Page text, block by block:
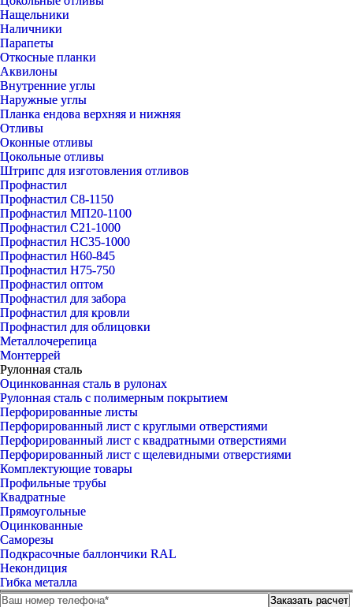
Нащельники
Наличники
Парапеты
Откосные планки
Аквилоны
Внутренние углы
Наружные углы
Планка ендова верхняя и нижняя
Отливы
Оконные отливы
Цокольные отливы
Штрипс для изготовления отливов
Профнастил
Профнастил С8-1150
Профнастил МП20-1100
Профнастил С21-1000
Профнастил НС35-1000
Профнастил Н60-845
Профнастил Н75-750
Профнастил оптом
Профнастил для забора
Профнастил для кровли
Профнастил для облицовки
Металлочерепица
Монтеррей
Рулонная сталь
Оцинкованная сталь в рулонах
Рулонная сталь с полимерным покрытием
Перфорированные листы
Перфорированный лист с круглыми отверстиями
Перфорированный лист с квадратными отверстиями
Перфорированный лист с щелевидными отверстиями
Комплектующие товары
Профильные трубы
Квадратные
Прямоугольные
Оцинкованные
Саморезы
Подкрасочные баллончики RAL
Некондиция
Гибка металла